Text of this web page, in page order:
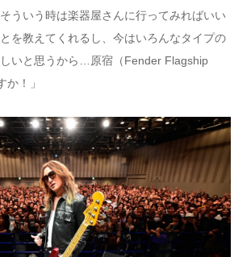
ういう時は楽器屋さんに行ってみればいい
を教えてくれるし、今はいろんなタイプの
いと思うから…原宿（Fender Flagship
か！」